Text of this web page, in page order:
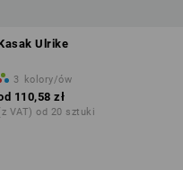
Ulrike
3 kolory/ów
110,58 zł
VAT) od 20 sztuki